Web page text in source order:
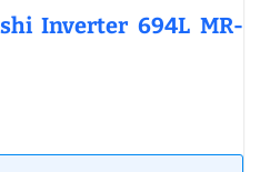
Inverter 694L MR-